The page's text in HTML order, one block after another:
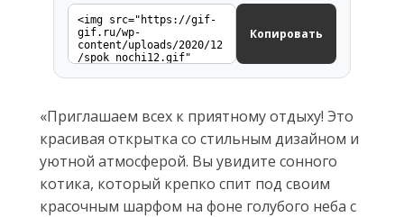
Копировать
«Приглашаем всех к приятному отдыху! Это
красивая открытка со стильным дизайном и
уютной атмосферой. Вы увидите сонного
котика, который крепко спит под своим
красочным шарфом на фоне голубого неба с